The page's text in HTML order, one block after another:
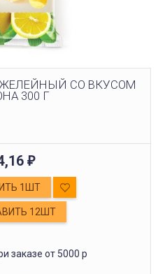
СО ВКУСОМ
300 Г
₽
1ШТ
12ШТ
заказе от 5000 р